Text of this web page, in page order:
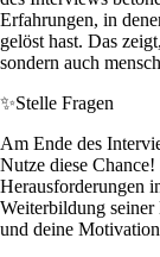
Erfahrungen, in
gelöst hast. Das
sondern auch
✨Stelle Fragen
Am Ende des
Nutze diese
Herausforderungen
Weiterbildung seiner
und deine